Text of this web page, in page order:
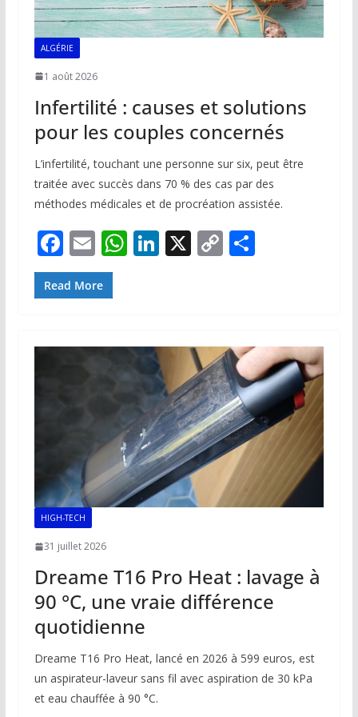
ALGÉRIE
1 août 2026
Infertilité : causes et solutions
pour les couples concernés
L’infertilité, touchant une personne sur six, peut être
traitée avec succès dans 70 % des cas par des
méthodes médicales et de procréation assistée.
F
ac
e
o
k
E
m
ai
W
A
p
p
Li
dI
n
X C
Li
n
k
P
er
Read More
HIGH-TECH
31 juillet 2026
Dreame T16 Pro Heat : lavage à
90 °C, une vraie différence
quotidienne
Dreame T16 Pro Heat, lancé en 2026 à 599 euros, est
un aspirateur-laveur sans fil avec aspiration de 30 kPa
et eau chauffée à 90 °C.